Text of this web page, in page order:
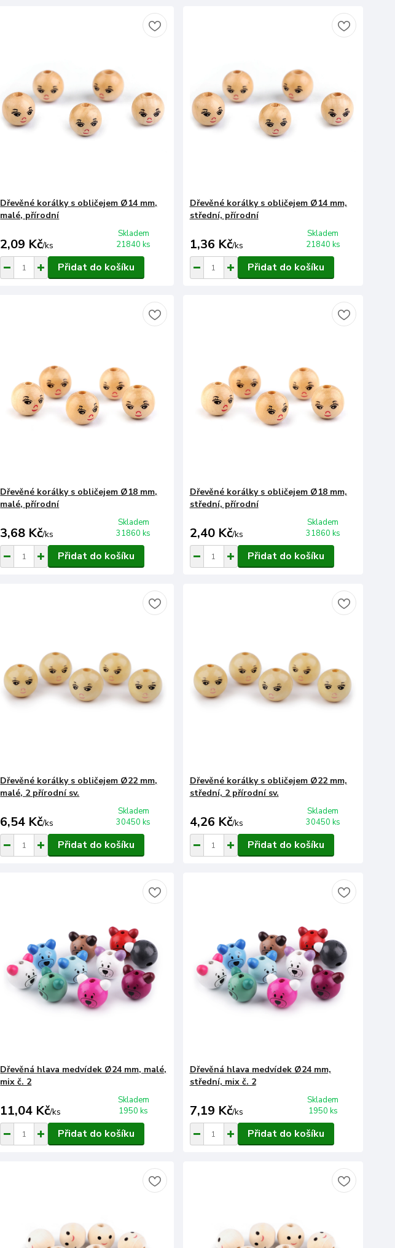
Dřevěné korálky s obličejem Ø14 mm,
malé, přírodní
2,09 Kč/ks
Skladem
21840 ks
Přidat do košíku
Dřevěné korálky s obličejem Ø14 mm,
střední, přírodní
1,36 Kč/ks
Skladem
21840 ks
Přidat do košíku
Dřevěné korálky s obličejem Ø18 mm,
malé, přírodní
3,68 Kč/ks
Skladem
31860 ks
Přidat do košíku
Dřevěné korálky s obličejem Ø18 mm,
střední, přírodní
2,40 Kč/ks
Skladem
31860 ks
Přidat do košíku
Dřevěné korálky s obličejem Ø22 mm,
malé, 2 přírodní sv.
6,54 Kč/ks
Skladem
30450 ks
Přidat do košíku
Dřevěné korálky s obličejem Ø22 mm,
střední, 2 přírodní sv.
4,26 Kč/ks
Skladem
30450 ks
Přidat do košíku
Dřevěná hlava medvídek Ø24 mm, malé,
mix č. 2
11,04 Kč/ks
Skladem
1950 ks
Přidat do košíku
Dřevěná hlava medvídek Ø24 mm,
střední, mix č. 2
7,19 Kč/ks
Skladem
1950 ks
Přidat do košíku